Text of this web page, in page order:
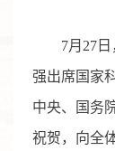
7月27日
强出席国家
中央、国务
祝贺，向全